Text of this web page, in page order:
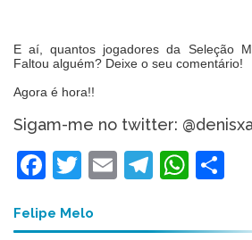
E aí, quantos jogadores da Seleção
Faltou alguém? Deixe o seu comentário!
Agora é hora!!
Sigam-me no twitter:
Facebook
Twitter
Email
Felipe Melo